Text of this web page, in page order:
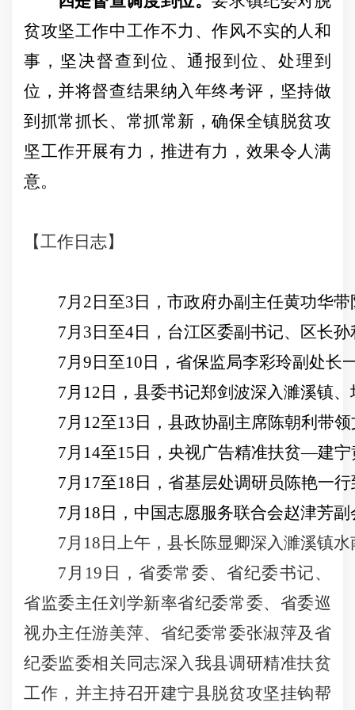
贫攻坚工作中工作不力、作风不实的人和
事，坚决督查到位、通报到位、处理到
位，并将督查结果纳入年终考评，坚持做
到抓常抓长、常抓常新，确保全镇脱贫攻
坚工作开展有力，推进有力，效果令人满
意。
【工作日志】
7月 2 日 至3 日，市政府办副主任黄功华
7月 3 日 至4日，台江区委副书记、区长
7月 9 日 至10 日，省保监局李彩玲副处长
7月 12 日 ， 县委书记郑剑波深入濉溪镇
7月 12至13 日，县政协副主席陈朝利带
7月 14至15 日，央视广告精准扶贫—建宁
7月 17至18 日，省基层处调研员陈艳一
7月 18 日 ，中国志愿服务联合会赵津芳副
7月 18 日 上午， 县长陈显卿深入濉溪镇
7 月 19 日
，省委常委、省纪委书记、
省监委主任刘学新率省纪委常委、省委巡
视办主任游美萍、省纪委常委张淑萍及省
纪委监委相关同志深入我县调研精准扶贫
工作，并主持召开建宁县脱贫攻坚挂钩帮